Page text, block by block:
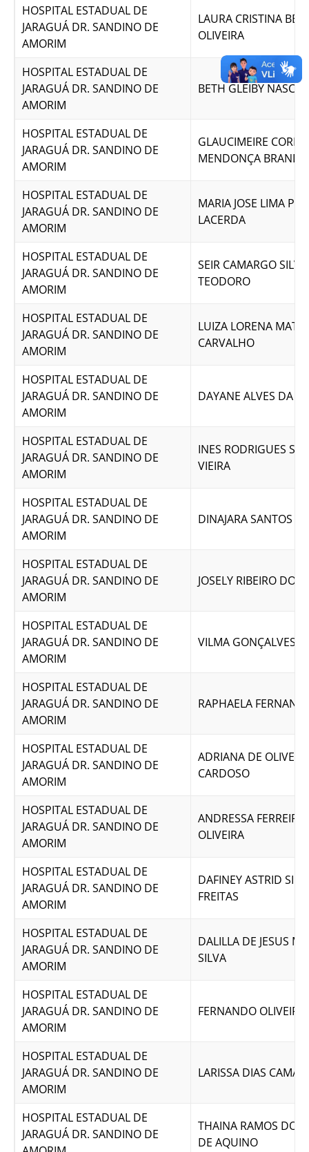
HOSPITAL ESTADUAL DE
JARAGUÁ DR. SANDINO DE
AMORIM
LAURA CRISTINA
OLIVEIRA
HOSPITAL ESTADUAL DE
JARAGUÁ DR. SANDINO DE
AMORIM
BETH GLEIBY
HOSPITAL ESTADUAL DE
JARAGUÁ DR. SANDINO DE
AMORIM
GLAUCIMEIRE
MENDONÇA
HOSPITAL ESTADUAL DE
JARAGUÁ DR. SANDINO DE
AMORIM
MARIA JOSE LIMA
LACERDA
HOSPITAL ESTADUAL DE
JARAGUÁ DR. SANDINO DE
AMORIM
SEIR CAMARGO SILVA
TEODORO
HOSPITAL ESTADUAL DE
JARAGUÁ DR. SANDINO DE
AMORIM
LUIZA LORENA
CARVALHO
HOSPITAL ESTADUAL DE
JARAGUÁ DR. SANDINO DE
AMORIM
DAYANE ALVES DA
HOSPITAL ESTADUAL DE
JARAGUÁ DR. SANDINO DE
AMORIM
INES RODRIGUES
VIEIRA
HOSPITAL ESTADUAL DE
JARAGUÁ DR. SANDINO DE
AMORIM
DINAJARA SANTOS
HOSPITAL ESTADUAL DE
JARAGUÁ DR. SANDINO DE
AMORIM
JOSELY RIBEIRO DOS
HOSPITAL ESTADUAL DE
JARAGUÁ DR. SANDINO DE
AMORIM
VILMA GONÇALVES
HOSPITAL ESTADUAL DE
JARAGUÁ DR. SANDINO DE
AMORIM
RAPHAELA
HOSPITAL ESTADUAL DE
JARAGUÁ DR. SANDINO DE
AMORIM
ADRIANA DE
CARDOSO
HOSPITAL ESTADUAL DE
JARAGUÁ DR. SANDINO DE
AMORIM
ANDRESSA FERREIRA
OLIVEIRA
HOSPITAL ESTADUAL DE
JARAGUÁ DR. SANDINO DE
AMORIM
DAFINEY ASTRID
FREITAS
HOSPITAL ESTADUAL DE
JARAGUÁ DR. SANDINO DE
AMORIM
DALILLA DE JESUS
SILVA
HOSPITAL ESTADUAL DE
JARAGUÁ DR. SANDINO DE
AMORIM
FERNANDO
HOSPITAL ESTADUAL DE
JARAGUÁ DR. SANDINO DE
AMORIM
LARISSA DIAS
HOSPITAL ESTADUAL DE
JARAGUÁ DR. SANDINO DE
THAINA RAMOS DOS
DE AQUINO